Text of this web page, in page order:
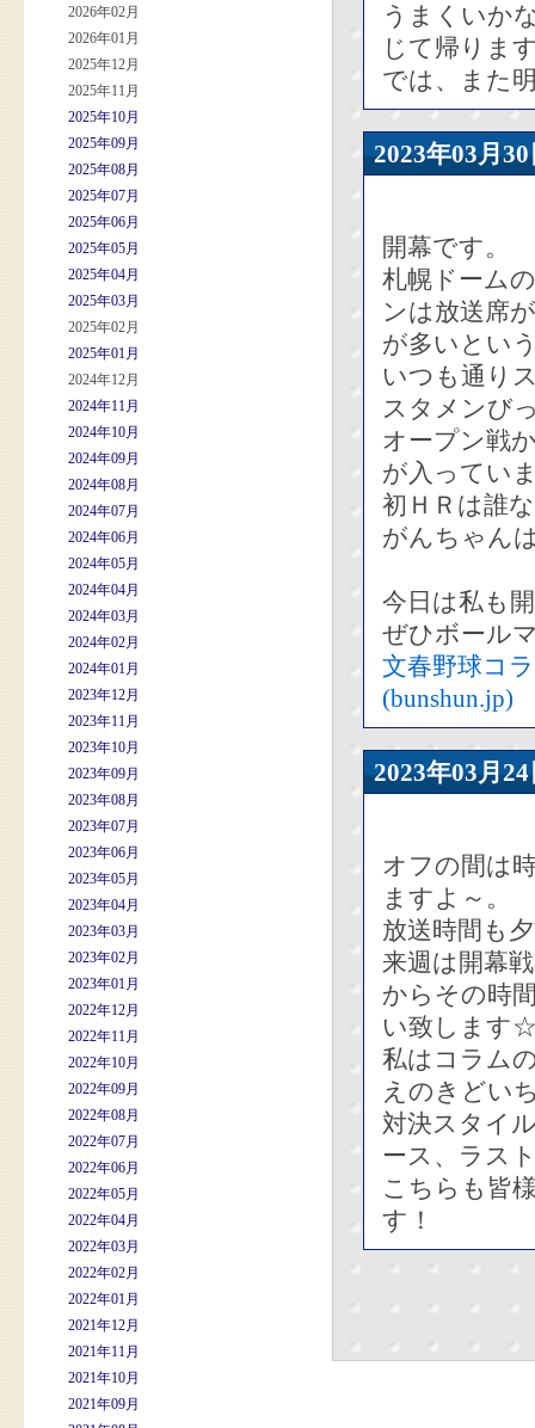
2026年02月
2026年01月
2025年12月
2025年11月
2025年10月
2025年09月
2025年08月
2025年07月
2025年06月
2025年05月
2025年04月
2025年03月
2025年02月
2025年01月
2024年12月
2024年11月
2024年10月
2024年09月
2024年08月
2024年07月
2024年06月
2024年05月
2024年04月
2024年03月
2024年02月
2024年01月
2023年12月
2023年11月
2023年10月
2023年09月
2023年08月
2023年07月
2023年06月
2023年05月
2023年04月
2023年03月
2023年02月
2023年01月
2022年12月
2022年11月
2022年10月
2022年09月
2022年08月
2022年07月
2022年06月
2022年05月
2022年04月
2022年03月
2022年02月
2022年01月
2021年12月
2021年11月
2021年10月
2021年09月
うまくいか
じて帰りま
では、また
2023年03
開幕です。
札幌ドーム
ンは放送席
が多いとい
いつも通り
スタメンび
オープン戦
が入ってい
初ＨＲは誰
がんちゃん
今日は私も
ぜひボール
文春野球コ
(bunshun.jp)
2023年03
オフの間は
ますよ～。
放送時間も
来週は開幕
からその時
い致します
私はコラム
えのきどい
対決スタイ
ース、ラス
こちらも皆
す！